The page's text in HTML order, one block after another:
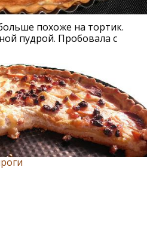
похоже на тортик.
пудрой. Пробовала с